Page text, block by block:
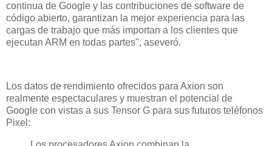
continua de Google y las contribuciones de software de
código abierto, garantizan la mejor experiencia para las
cargas de trabajo que más importan a los clientes que
ejecutan ARM en todas partes", aseveró.
Los datos de rendimiento ofrecidos para Axion son
realmente espectaculares y muestran el potencial de
Google con vistas a sus Tensor G para sus futuros teléfonos
Pixel: